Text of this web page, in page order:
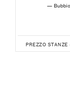
—
PREZZO